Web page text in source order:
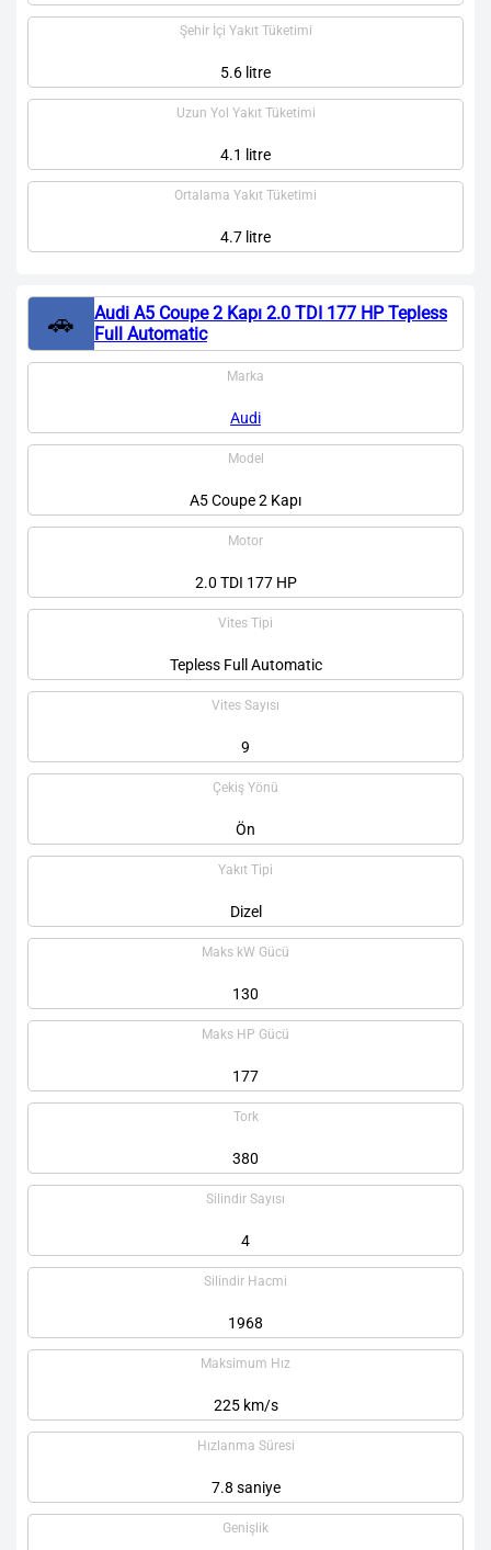
Şehir İçi Yakıt Tüketimi
5.6 litre
Uzun Yol Yakıt Tüketimi
4.1 litre
Ortalama Yakıt Tüketimi
4.7 litre
🚗
Audi A5 Coupe 2 Kapı 2.0 TDI 177 HP Tepless
Full Automatic
Marka
Audi
Model
A5 Coupe 2 Kapı
Motor
2.0 TDI 177 HP
Vites Tipi
Tepless Full Automatic
Vites Sayısı
9
Çekiş Yönü
Ön
Yakıt Tipi
Dizel
Maks kW Gücü
130
Maks HP Gücü
177
Tork
380
Silindir Sayısı
4
Silindir Hacmi
1968
Maksimum Hız
225 km/s
Hızlanma Süresi
7.8 saniye
Genişlik